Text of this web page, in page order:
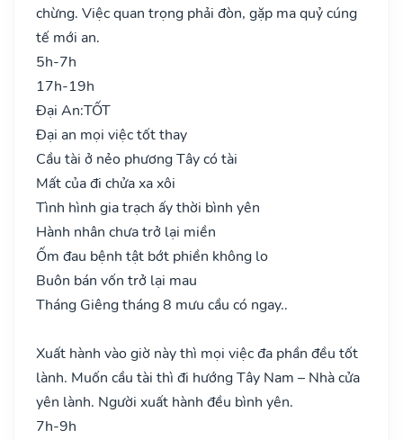
chừng. Việc quan trọng phải đòn, gặp ma quỷ cúng
tế mới an.
5h-7h
17h-19h
Đại An:TỐT
Đại an mọi việc tốt thay
Cầu tài ở nẻo phương Tây có tài
Mất của đi chửa xa xôi
Tình hình gia trạch ấy thời bình yên
Hành nhân chưa trở lại miền
Ốm đau bệnh tật bớt phiền không lo
Buôn bán vốn trở lại mau
Tháng Giêng tháng 8 mưu cầu có ngay..
Xuất hành vào giờ này thì mọi việc đa phần đều tốt
lành. Muốn cầu tài thì đi hướng Tây Nam – Nhà cửa
yên lành. Người xuất hành đều bình yên.
7h-9h